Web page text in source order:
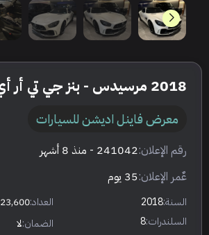
2018 مرسيدس - بنز جي تي أر أي إم جي
معرض فاينل اديشن للسيارات
رقم الإعلان:241042 - منذ 8 أشهر
عٌمر الإعلان:35 يوم
السنة:2018 العداد:23,600 كم
السلندرات:8 الضمان:لا